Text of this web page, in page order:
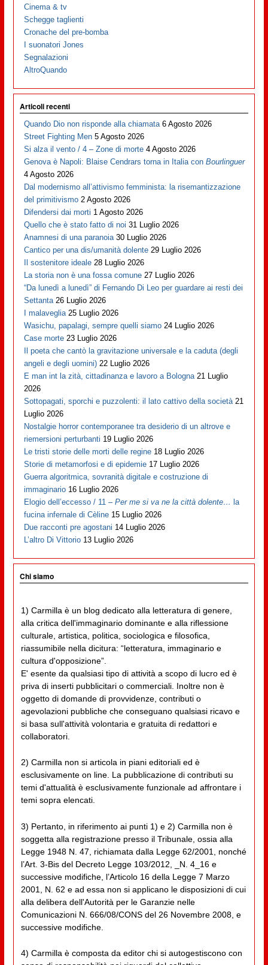
Cinema & tv
Schegge taglienti
Cronache del pre-bomba
I suonatori Jones
Segnalazioni
AltroQuando
Articoli recenti
Quando Dio non risponde alla chiamata 6 Agosto 2026
Street Fighting Men 5 Agosto 2026
Si alza il vento / 4 – Zone di morte 4 Agosto 2026
Genova è Napoli: Blaise Cendrars torna in Italia conBourlinguer
4 Agosto 2026
Dal modernismo all’attivismo femminista: la risemantizzazione
del primitivismo 2 Agosto 2026
Difendersi dai morti 1 Agosto 2026
Quello che è stato fatto di noi 31 Luglio 2026
Anamnesi di una paranoia 30 Luglio 2026
Cantico per una dis/umanità dolente 29 Luglio 2026
Il sostenitore ideale 28 Luglio 2026
La storia non è una fossa comune 27 Luglio 2026
“Da lunedì a lunedì” di Fernando Di Leo per guardare ai resti dei
Settanta 26 Luglio 2026
I malaveglia 25 Luglio 2026
Wasichu, papalagi, sempre quelli siamo 24 Luglio 2026
Case morte 23 Luglio 2026
Il poeta che cantò la gravitazione universale e la caduta (degli
angeli e degli uomini) 22 Luglio 2026
E man int la zità, cittadinanza e lavoro a Bologna 21 Luglio
2026
Sottopagati, sporchi e puzzolenti: il lato cattivo della società 21
Luglio 2026
Nostalgie horror contemporanee tra desiderio di un altrove e
riemersioni perturbanti 19 Luglio 2026
Le tristi storie delle morti delle regine 18 Luglio 2026
Storie di metamorfosi e di epidemie 17 Luglio 2026
Guerra algoritmica, sovranità digitale e costruzione di
immaginario 16 Luglio 2026
Elogio dell’eccesso / 11 –Per me si va ne la città dolente… la
fucina infernale di Cèline 15 Luglio 2026
Due racconti pre agostani 14 Luglio 2026
L’altro Di Vittorio 13 Luglio 2026
Chi siamo
1) Carmilla è un blog dedicato alla letteratura di genere,
alla critica dell'immaginario dominante e alla riflessione
culturale, artistica, politica, sociologica e filosofica,
riassumibile nella dicitura: “letteratura, immaginario e
cultura d'opposizione”.
E' esente da qualsiasi tipo di attività a scopo di lucro ed è
priva di inserti pubblicitari o commerciali. Inoltre non è
oggetto di domande di provvidenze, contributi o
agevolazioni pubbliche che conseguano qualsiasi ricavo e
si basa sull'attività volontaria e gratuita di redattori e
collaboratori.
2) Carmilla non si articola in piani editoriali ed è
esclusivamente on line. La pubblicazione di contributi su
temi d'attualità è esclusivamente funzionale ad affrontare i
temi sopra elencati.
3) Pertanto, in riferimento ai punti 1) e 2) Carmilla non è
soggetta alla registrazione presso il Tribunale, ossia alla
Legge 1948 N. 47, richiamata dalla Legge 62/2001, nonché
l’Art. 3-Bis del Decreto Legge 103/2012, _N. 4_16 e
successive modifiche, l’Articolo 16 della Legge 7 Marzo
2001, N. 62 e ad essa non si applicano le disposizioni di cui
alla delibera dell'Autorità per le Garanzie nelle
Comunicazioni N. 666/08/CONS del 26 Novembre 2008, e
successive modifiche.
4) Carmilla è composta da editor chi si autogestiscono con